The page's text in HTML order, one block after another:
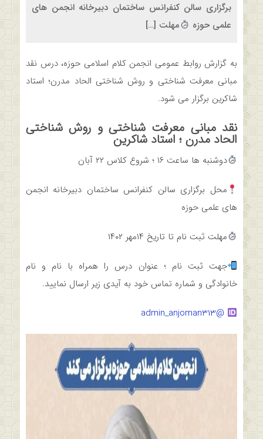
برگزاری سالن کنفرانس ساختمان دبیرخانه انجمن های
علمی حوزه
مهلت […]
به گزارش روابط عمومی انجمن کلام اسلامی حوزه، درس نقد
مبانی معرفت شناختی و روش شناختی الحاد مدرن؛ استاد
شاکرین برگزار می شود.
نقد مبانی معرفت شناختی و روش شناختی
الحاد مدرن ؛ استاد شاکرین
دوشنبه ها ساعت ۱۶ ؛ شروع کلاس ۲۲ آبان
محل برگزاری سالن کنفرانس ساختمان دبیرخانه انجمن
های علمی حوزه
مهلت ثبت نام تا تاریخ ۱۴مهر ۱۴۰۲
جهت ثبت نام ؛ عنوان درس را همراه با نام و نام
خانوادگی و شماره تماس خود به آیدی زیر ارسال نمایید.
@admin_anjoman313